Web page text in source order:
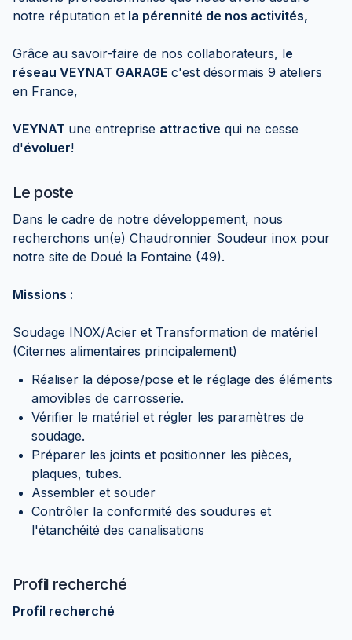
notre réputation et la pérennité de nos activités,
Grâce au savoir-faire de nos collaborateurs, le
réseau VEYNAT GARAGE c'est désormais 9 ateliers
en France,
VEYNAT une entreprise attractive qui ne cesse
d'évoluer!
Le poste
Dans le cadre de notre développement, nous
recherchons un(e) Chaudronnier Soudeur inox pour
notre site de Doué la Fontaine (49).
Missions :
Soudage INOX/Acier et Transformation de matériel
(Citernes alimentaires principalement)
Réaliser la dépose/pose et le réglage des éléments
amovibles de carrosserie.
Vérifier le matériel et régler les paramètres de
soudage.
Préparer les joints et positionner les pièces,
plaques, tubes.
Assembler et souder
Contrôler la conformité des soudures et
l'étanchéité des canalisations
Profil recherché
Profil recherché